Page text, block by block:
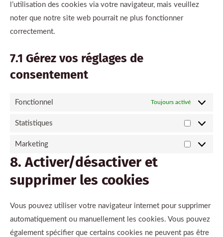
l’utilisation des cookies via votre navigateur, mais veuillez
noter que notre site web pourrait ne plus fonctionner
correctement.
7.1 Gérez vos réglages de
consentement
Fonctionnel Toujours activé
Statistiques
Marketing
8. Activer/désactiver et
supprimer les cookies
Vous pouvez utiliser votre navigateur internet pour supprimer
automatiquement ou manuellement les cookies. Vous pouvez
également spécifier que certains cookies ne peuvent pas être